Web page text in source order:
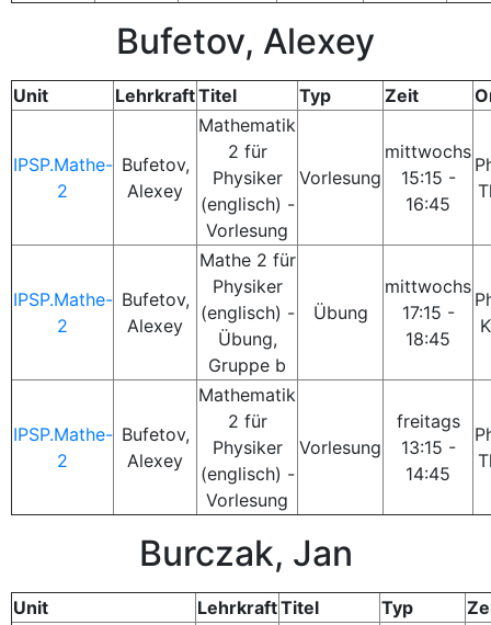
Bufetov, Alexey
Unit LehrkraftTitel Typ Zeit
IPSP.Mathe-
2
Bufetov,
Alexey
Mathematik
2 für
Physiker
(englisch) -
Vorlesung
Vorlesung
mittwochs
15:15 -
16:45
IPSP.Mathe-
2
Bufetov,
Alexey
Mathe 2 für
Physiker
(englisch) -
Übung,
Gruppe b
Übung
mittwochs
17:15 -
18:45
IPSP.Mathe-
2
Bufetov,
Alexey
Mathematik
2 für
Physiker
(englisch) -
Vorlesung
Vorlesung
freitags
13:15 -
14:45
Burczak, Jan
Unit LehrkraftTitel Typ